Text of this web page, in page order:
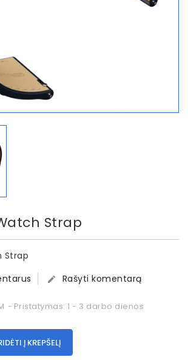
Strap
Strap
 Rašyti komentarą
Pristatymas: 1 - 3 darbo dienos
Į KREPŠELĮ